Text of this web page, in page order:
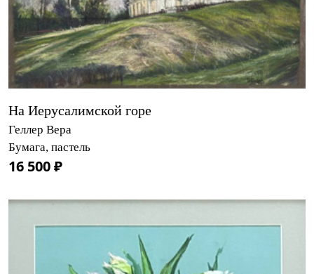
На Иерусалимской горе
Геллер Вера
Бумага, пастель
16 500 ₽